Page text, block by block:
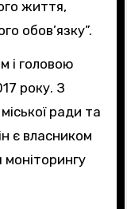
життя,
обов’язку”.
і головою
року. З
ради та
є власником